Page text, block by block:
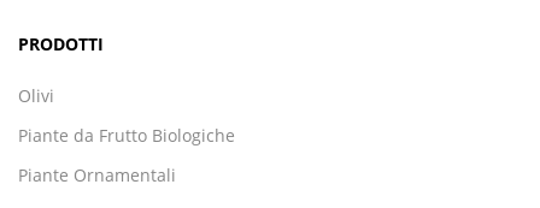
PRODOTTI
Olivi
Piante da Frutto Biologiche
Piante Ornamentali